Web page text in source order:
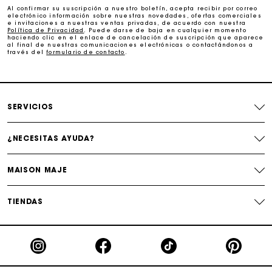
Cambios & Devoluciones gratuitos
Al confirmar su suscripción a nuestro boletín, acepta recibir por correo
electrónico información sobre nuestras novedades, ofertas comerciales
e invitaciones a nuestras ventas privadas, de acuerdo con nuestra
Política de Privacidad
. Puede darse de baja en cualquier momento
haciendo clic en el enlace de cancelación de suscripción que aparece
al final de nuestras comunicaciones electrónicas o contactándonos a
través delformulario de contacto
SERVICIOS
¿NECESITAS AYUDA?
MAISON MAJE
TIENDAS